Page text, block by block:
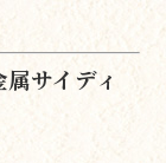
サイディ